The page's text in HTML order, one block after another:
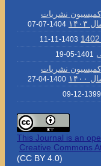
نشریات
1404-07-07
1403-11-11
1401-05-19
نشریات
1400-04-27
1399-12-09
This Journal is an
Creative Commons
(CC BY 4.0)